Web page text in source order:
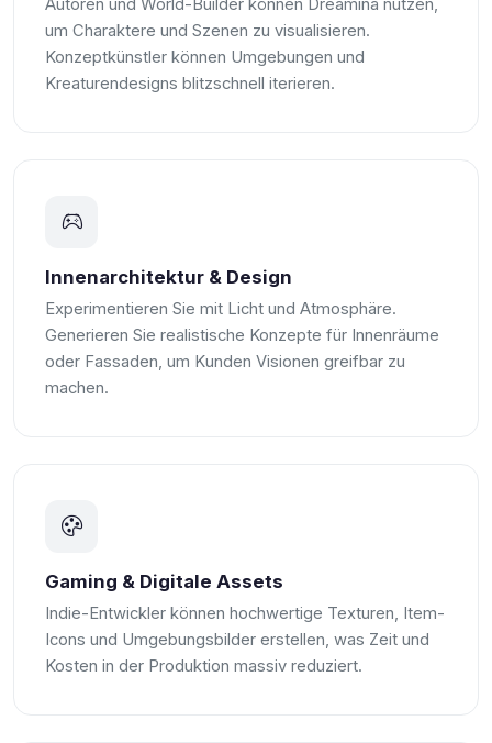
Autoren und World-Builder können Dreamina nutzen,
um Charaktere und Szenen zu visualisieren.
Konzeptkünstler können Umgebungen und
Kreaturendesigns blitzschnell iterieren.
Innenarchitektur & Design
Experimentieren Sie mit Licht und Atmosphäre.
Generieren Sie realistische Konzepte für Innenräume
oder Fassaden, um Kunden Visionen greifbar zu
machen.
Gaming & Digitale Assets
Indie-Entwickler können hochwertige Texturen, Item-
Icons und Umgebungsbilder erstellen, was Zeit und
Kosten in der Produktion massiv reduziert.